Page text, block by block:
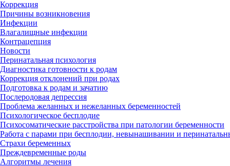
Коррекция
Причины возникновения
Инфекции
Влагалищные инфекции
Контрацепция
Новости
Перинатальная психология
Диагностика готовности к родам
Коррекция отклонений при родах
Подготовка к родам и зачатию
Послеродовая депрессия
Проблема желанных и нежеланных беременностей
Психологическое бесплодие
Психосоматические расстройства при патологии беременности
Работа с парами при бесплодии, невынашивании и
Страхи беременных
Преждевременные роды
Алгоритмы лечения